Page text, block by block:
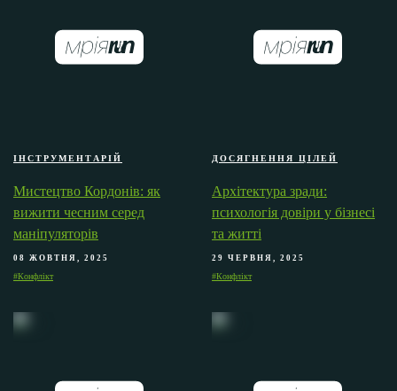
ІНСТРУМЕНТАРІЙ
Мистецтво Кордонів: як
вижити чесним серед
маніпуляторів
08 ЖОВТНЯ, 2025
#Конфлікт
ДОСЯГНЕННЯ ЦІЛЕЙ
Архітектура зради:
психологія довіри у бізнесі
та житті
29 ЧЕРВНЯ, 2025
#Конфлікт